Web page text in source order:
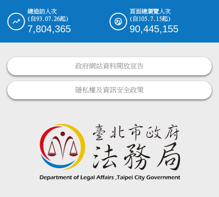
總造訪人次
(自93.07.26起)
7,804,365
頁面總瀏覽人次
(自105.7.15起)
90,445,155
政府網站資料開放宣告
隱私權及資訊安全政策